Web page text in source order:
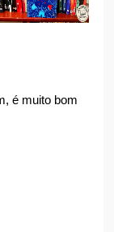
é muito bom